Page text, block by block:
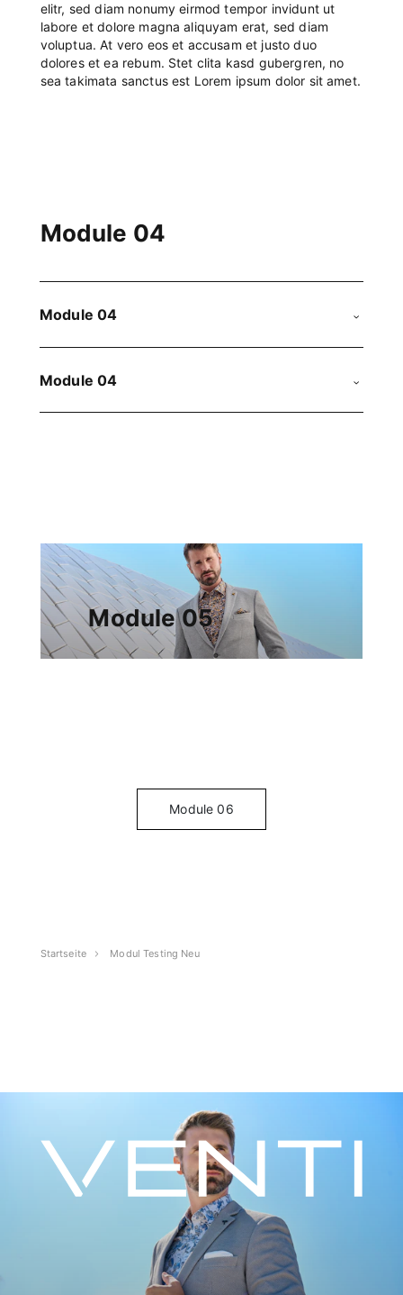
elitr, sed diam nonumy eirmod tempor invidunt ut
labore et dolore magna aliquyam erat, sed diam
voluptua. At vero eos et accusam et justo duo
dolores et ea rebum. Stet clita kasd gubergren, no
sea takimata sanctus est Lorem ipsum dolor sit amet.
Module 04
Module 04
Module 04
Module 05
Module 06
Startseite Modul Testing Neu